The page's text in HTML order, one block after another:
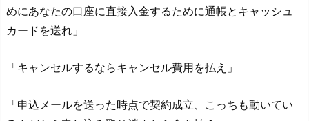
めにあなたの口座に直接入金するために通帳とキャッシュ
カードを送れ」
「キャンセルするならキャンセル費用を払え」
「申込メールを送った時点で契約成立、こっちも動いてい